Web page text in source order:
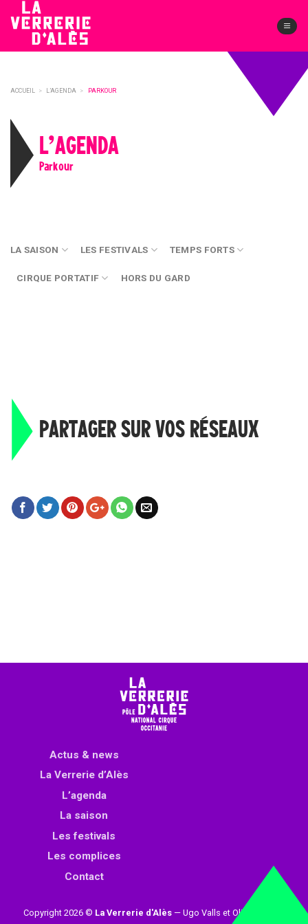
content
ACCUEIL > L’AGENDA > PARKOUR
L’AGENDA
Parkour
LA SAISON LES FESTIVALS TEMPS FORTS
CIRQUE PORTATIF HORS DU GARD
PARTAGER SUR VOS RÉSEAUX
Actus & news
La Verrerie d’Alès
L’agenda
La saison
Les festivals
Les complices
Contact
Copyright 2026 © La Verrerie d'Alès— Ugo Valls et Olivier Loynet